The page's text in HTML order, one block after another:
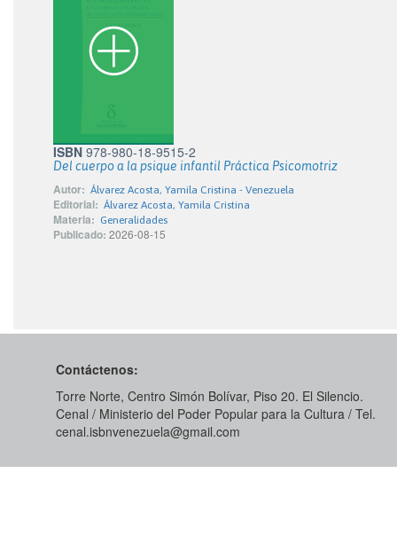
ISBN 978-980-18-9515-2
Del cuerpo a la psique infantil Práctica Psicomotriz
Autor: Álvarez Acosta, Yamila Cristina - Venezuela
Editorial: Álvarez Acosta, Yamila Cristina
Materia: Generalidades
Publicado: 2026-08-15
Contáctenos:
Torre Norte, Centro Simón Bolívar, Piso 20. El Silencio.
Cenal / Ministerio del Poder Popular para la Cultura / Tel.
cenal.isbnvenezuela@gmail.com